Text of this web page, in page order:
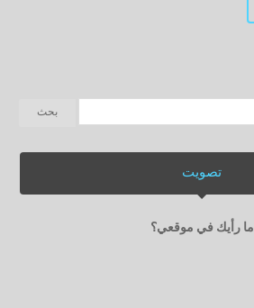
تصويت
ما رأيك في موقعي؟